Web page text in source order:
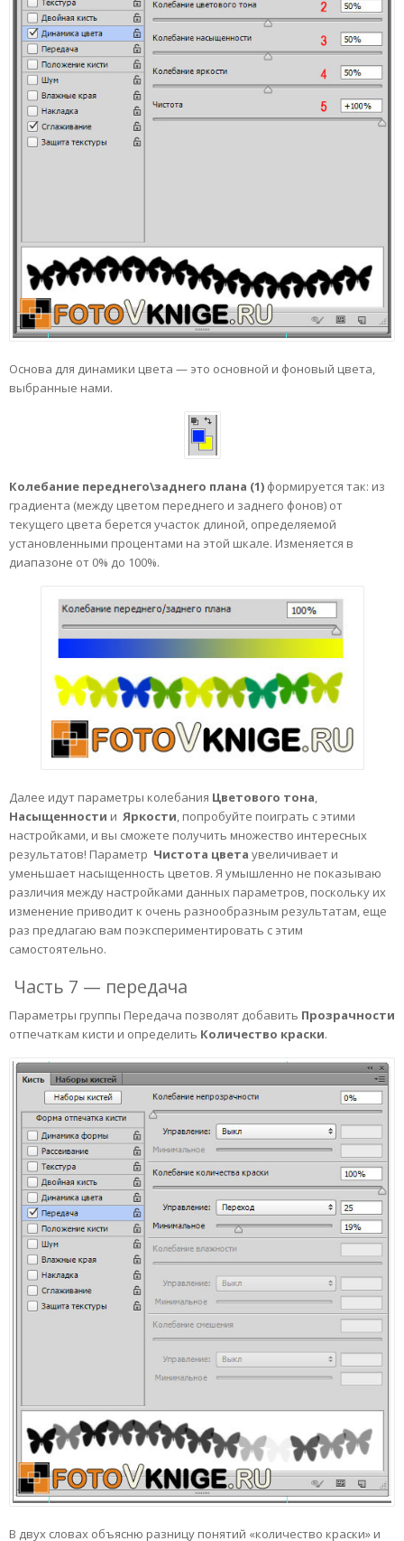
Основа для динамики цвета — это основной и фоновый цвета,
выбранные нами.
Колебание переднего\заднего плана (1) формируется так: из
градиента (между цветом переднего и заднего фонов) от
текущего цвета берется участок длиной, определяемой
установленными процентами на этой шкале. Изменяется в
диапазоне от 0% до 100%.
Далее идут параметры колебания Цветового тона,
Насыщенности и Яркости, попробуйте поиграть с этими
настройками, и вы сможете получить множество интересных
результатов! Параметр Чистота цвета увеличивает и
уменьшает насыщенность цветов. Я умышленно не показываю
различия между настройками данных параметров, поскольку их
изменение приводит к очень разнообразным результатам, еще
раз предлагаю вам поэкспериментировать с этим
самостоятельно.
Часть 7 — передача
Параметры группы Передача позволят добавить Прозрачности
отпечаткам кисти и определить Количество краски.
В двух словах объясню разницу понятий «количество краски» и